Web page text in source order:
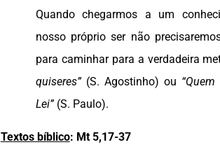
Quando chegarmos a um
nosso próprio ser não
para caminhar para a verdadeira
quiseres”(S. Agostinho) ou
Lei”(S. Paulo).
Textos bíblico: Mt 5,17-37